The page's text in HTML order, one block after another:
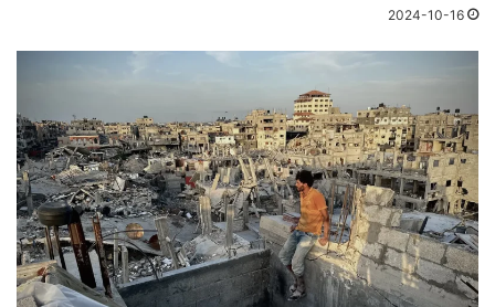
2024-10-16